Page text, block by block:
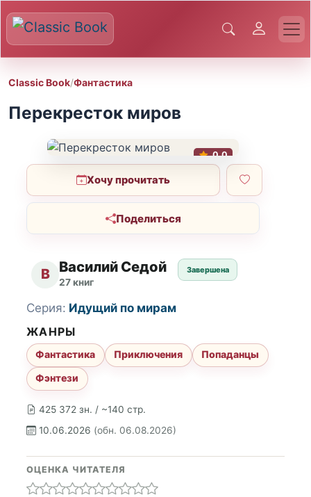
Classic Book/Фантастика
Перекресток миров
0.0
Хочу прочитать
Поделиться
В Василий Седой
27 книг
Завершена
425 372 зн. / ~140 стр.
10.06.2026 (обн. 06.08.2026)
Серия: Идущий по мирам
ЖАНРЫ
Фантастика Приключения
Попаданцы
Фэнтези
ОЦЕНКА ЧИТАТЕЛЯ